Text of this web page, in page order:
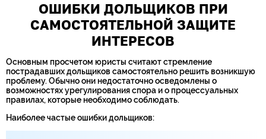
ОШИБКИ ДОЛЬЩИКОВ ПРИ
САМОСТОЯТЕЛЬНОЙ ЗАЩИТЕ
ИНТЕРЕСОВ
Основным просчетом юристы считают стремление
пострадавших дольщиков самостоятельно решить возникшую
проблему. Обычно они недостаточно осведомлены о
возможностях урегулирования спора и о процессуальных
правилах, которые необходимо соблюдать.
Наиболее частые ошибки дольщиков: